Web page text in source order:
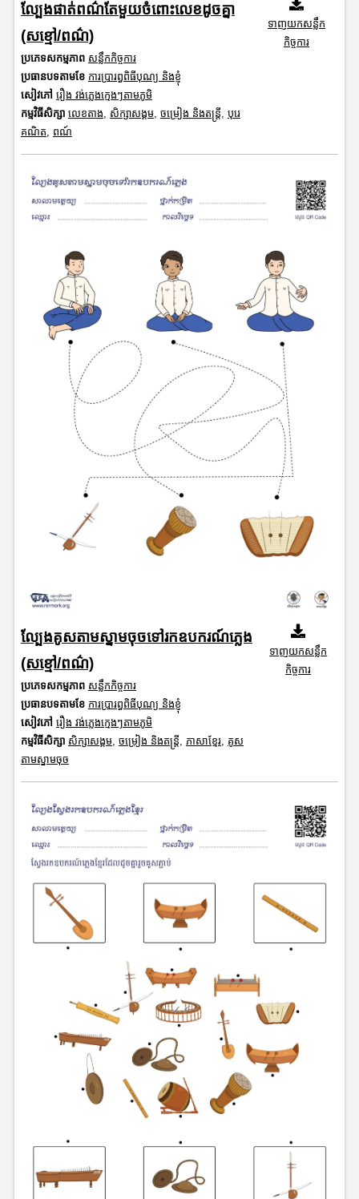
ល្បែងផាត់ពណ៌តែមួយចំពោះលេខដូចគ្នា
(សខ្មៅ/ពណ៌)
ប្រភេទសកម្មភាព សន្លឹកកិច្ចការ
ប្រធានបទតាមខែ ការប្រារព្ធពិធីបុណ្យ និងខ្ញុំ
សៀវភៅ រឿង វង់ភ្លេងក្មេងៗតាមភូមិ
កម្មវិធីសិក្សា លេខតាង សិក្សាសង្គម, ចម្រៀង និងតន្ត្រី បុរេ
គណិត
ពណ៍
ទាញយកសន្លឹក
កិច្ចការ
ល្បែងគូសតាមស្នាមចុចទៅរកឧបករណ៍ភ្លេង
(សខ្មៅ/ពណ៌)
ប្រភេទសកម្មភាព សន្លឹកកិច្ចការ
ប្រធានបទតាមខែ ការប្រារព្ធពិធីបុណ្យ និងខ្ញុំ
សៀវភៅ រឿង វង់ភ្លេងក្មេងៗតាមភូមិ
កម្មវិធីសិក្សា សិក្សាសង្គម, ចម្រៀង និងតន្ត្រី, ភាសាខ្មែរ, គូស
តាមស្នាមចុច
ទាញយកសន្លឹក
កិច្ចការ